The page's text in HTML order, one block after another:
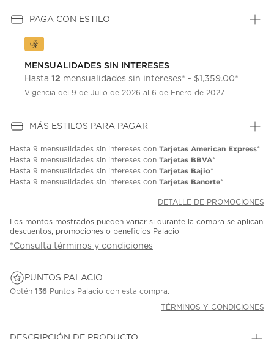
PAGA CON ESTILO
MENSUALIDADES SIN INTERESES
Hasta 12 mensualidades sin intereses* - $1,359.00*
Vigencia del 9 de Julio de 2026 al 6 de Enero de 2027
MÁS ESTILOS PARA PAGAR
Hasta 9 mensualidades sin intereses con Tarjetas American Express*
Hasta 9 mensualidades sin intereses con Tarjetas BBVA*
Hasta 9 mensualidades sin intereses con Tarjetas Bajio*
Hasta 9 mensualidades sin intereses con Tarjetas Banorte*
DETALLE DE PROMOCIONES
Los montos mostrados pueden variar si durante la compra se aplican
descuentos, promociones o beneficios Palacio
*Consulta términos y condiciones
PUNTOS PALACIO
Obtén 136 Puntos Palacio con esta compra.
TÉRMINOS Y CONDICIONES